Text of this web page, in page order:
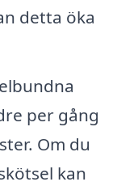
detta öka
per gång
Om du
kan